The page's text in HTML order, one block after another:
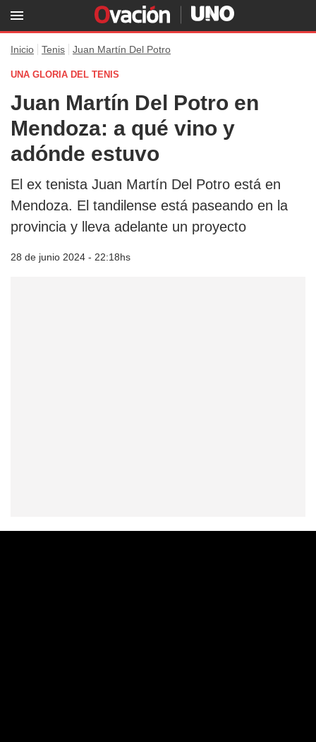
Inicio Tenis Juan Martín Del Potro
UNA GLORIA DEL TENIS
Juan Martín Del Potro en
Mendoza: a qué vino y
adónde estuvo
El ex tenista Juan Martín Del Potro está en
Mendoza. El tandilense está paseando en la
provincia y lleva adelante un proyecto
28 de junio 2024 - 22:18hs